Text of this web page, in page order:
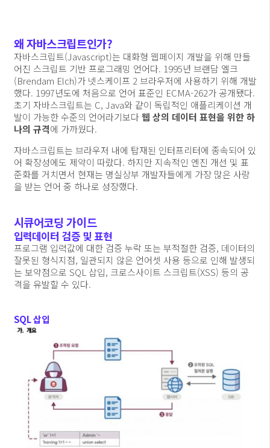
왜 자바스크립트인가?
자바스크립트(Javascript)는 대화형 웹페이지 개발을 위해 만들
어진 스크립트 기반 프로그래밍 언어다. 1995년 브랜담 엘크
(Brendam Elch)가 넷스케이프 2 브라우저에 사용하기 위해 개발
했다. 1997년도에 처음으로 언어 표준인 ECMA-262가 공개됐다.
초기 자바스크립트는 C, Java와 같이 독립적인 애플리케이션 개
발이 가능한 수준의 언어라기보다웹 상의 데이터 표현을 위한 하
나의 규격에 가까웠다.
자바스크립트는 브라우저 내에 탑재된 인터프리터에 종속되어 있
어 확장성에도 제약이 따랐다. 하지만 지속적인 엔진 개선 및 표
준화를 거치면서 현재는 명실상부 개발자들에게 가장 많은 사랑
을 받는 언어 중 하나로 성장했다.
시큐어코딩 가이드
입력데이터 검증 및 표현
프로그램 입력값에 대한 검증 누락 또는 부적절한 검증, 데이터의
잘못된 형식지점, 일관되지 않은 언어셋 사용 등으로 인해 발생되
는 보약점으로 SQL 삽입, 크로스사이트 스크립트(XSS) 등의 공
격을 유발할 수 있다.
SQL 삽입